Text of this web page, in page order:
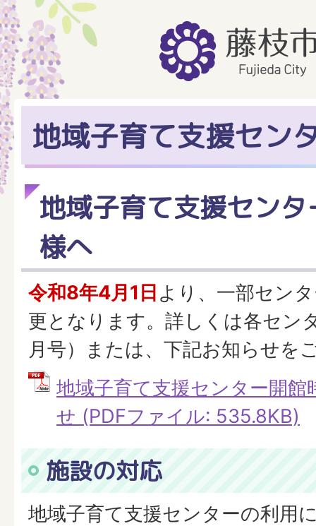
地域子育て支援セン
地域子育て支援セン
様へ
令和8年4月1日より、一部セン
更となります。詳しくは各セン
月号）または、下記お知らせを
地域子育て支援センター開館
せ (PDFファイル: 535.8KB)
施設の対応
地域子育て支援センターの利用